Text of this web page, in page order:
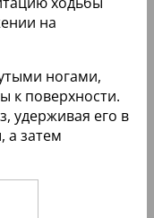
на
ногами,
к поверхности.
удерживая его в
а затем